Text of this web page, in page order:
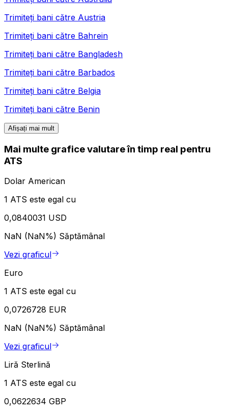
Trimiteți bani către Austria
Trimiteți bani către Bahrein
Trimiteți bani către Bangladesh
Trimiteți bani către Barbados
Trimiteți bani către Belgia
Trimiteți bani către Benin
Afișați mai mult
Mai multe grafice valutare în timp real pentru
ATS
Dolar American
1 ATS este egal cu
0,0840031 USD
NaN (NaN%) Săptămânal
Vezi graficul
Euro
1 ATS este egal cu
0,0726728 EUR
NaN (NaN%) Săptămânal
Vezi graficul
Liră Sterlină
1 ATS este egal cu
0,0622634 GBP